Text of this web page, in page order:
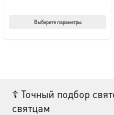
Выберите параметры
☦ Точный подбор
святцам